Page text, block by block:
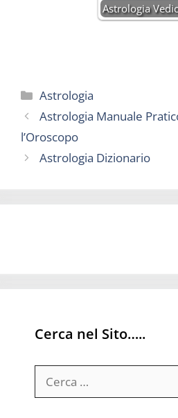
Astrologia
Categorie
Astrologia
Astrologia Manuale
l’Oroscopo
Astrologia Dizionario
Cerca nel Sito…..
per: